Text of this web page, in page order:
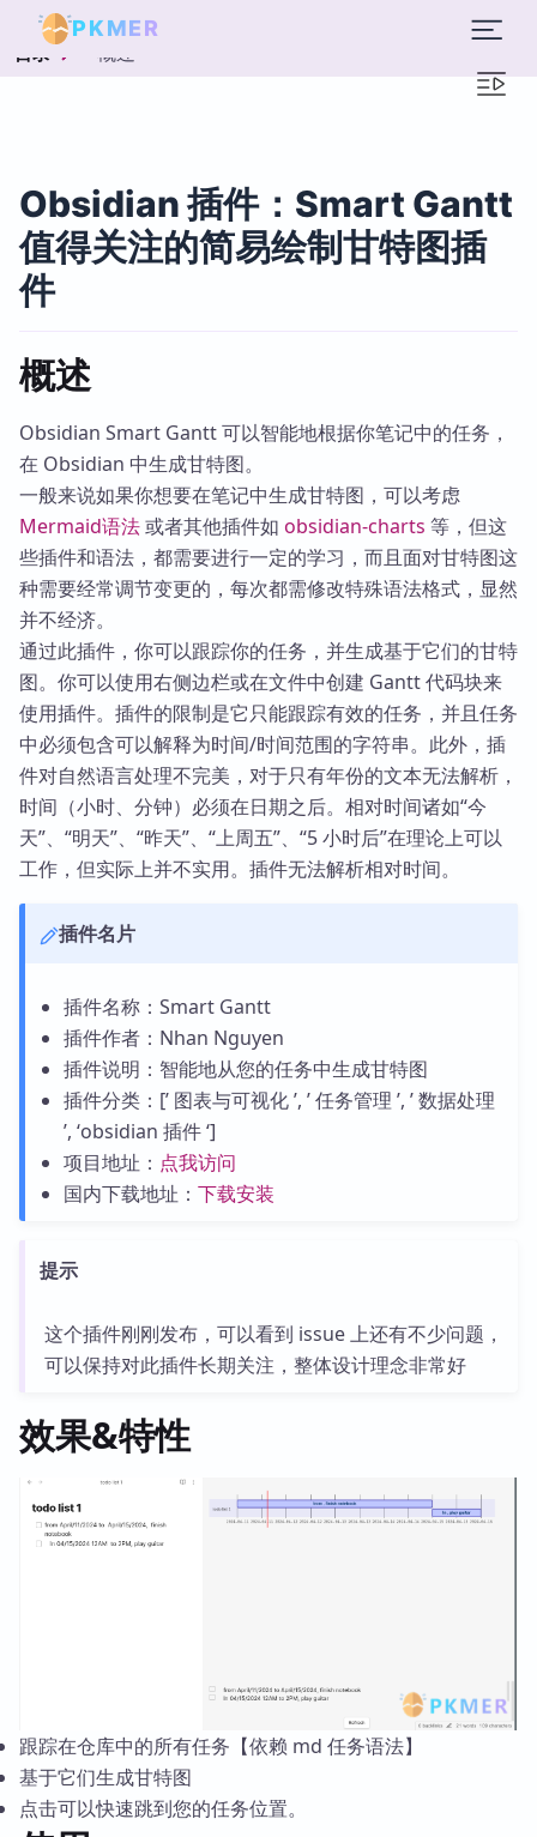
PKMER
目录 概述
Obsidian 插件：Smart Gantt
值得关注的简易绘制甘特图插
件
概述
Obsidian Smart Gantt 可以智能地根据你笔记中的任务，
在 Obsidian 中生成甘特图。
一般来说如果你想要在笔记中生成甘特图，可以考虑
Mermaid语法或者其他插件如 obsidian-charts 等，但这
些插件和语法，都需要进行一定的学习，而且面对甘特图这
种需要经常调节变更的，每次都需修改特殊语法格式，显然
并不经济。
通过此插件，你可以跟踪你的任务，并生成基于它们的甘特
图。你可以使用右侧边栏或在文件中创建 Gantt 代码块来
使用插件。插件的限制是它只能跟踪有效的任务，并且任务
中必须包含可以解释为时间/时间范围的字符串。此外，插
件对自然语言处理不完美，对于只有年份的文本无法解析，
时间（小时、分钟）必须在日期之后。相对时间诸如“今
天”、“明天”、“昨天”、“上周五”、“5 小时后”在理论上可以
工作，但实际上并不实用。插件无法解析相对时间。
插件名片
插件名称：Smart Gantt
插件作者：Nhan Nguyen
插件说明：智能地从您的任务中生成甘特图
插件分类：[’ 图表与可视化 ’, ’ 任务管理 ’, ’ 数据处理
’, ‘obsidian 插件 ‘]
项目地址： 点我访问
国内下载地址： 下载安装
提示
这个插件刚刚发布，可以看到 issue 上还有不少问题，
可以保持对此插件长期关注，整体设计理念非常好
效果&特性
跟踪在仓库中的所有任务【依赖 md 任务语法】
基于它们生成甘特图
点击可以快速跳到您的任务位置。